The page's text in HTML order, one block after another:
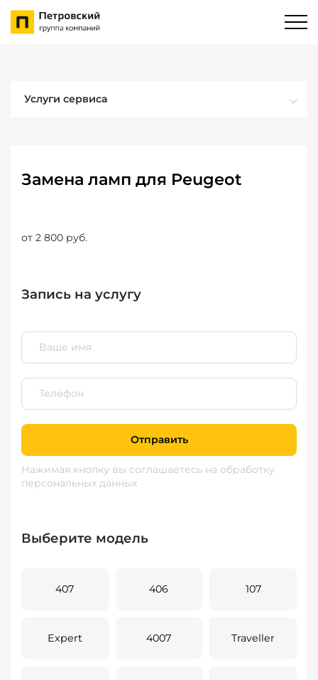
Услуги сервиса
Замена ламп для Peugeot
от 2 800 руб.
Запись на услугу
Отправить
Нажимая кнопку вы соглашаетесь на обработку
персональных данных
Выберите модель
407 406 107
Expert 4007 Traveller